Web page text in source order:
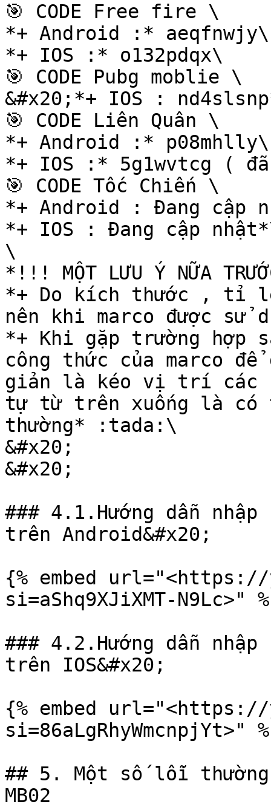
🎯 CODE Free fire \
*+ Android :* aeqfnwjy\
*+ IOS :* o132pdqx\
🎯 CODE Pubg moblie \
&#x20;*+ IOS :
🎯 CODE Liên Quân \
*+ Android :* p08mhlly\
*+ IOS :* 5g1wvtcg (
🎯 CODE Tốc Chiến \
*+ Android : Đang cập
*+ IOS : Đang cập
\
*!!! MỘT LƯU Ý NỮA
*+ Do kích thước , tỉ lệ
nên khi marco được
*+ Khi gặp trường hợp
công thức của marco
giản là kéo vị trí các
tự từ trên xuống là có
thường* :tada:\
&#x20;
&#x20;
### 4.1.Hướng dẫn nhập
trên Android&#x20;
{% embed url="<https://
si=aShq9XJiXMT-N9Lc>"
### 4.2.Hướng dẫn nhập
trên IOS&#x20;
{% embed url="<https://
si=86aLgRhyWmcnpjYt>"
## 5. Một số lỗi
MB02